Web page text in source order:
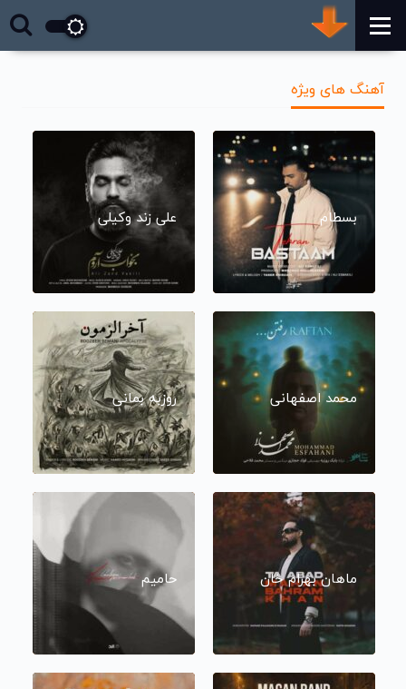
آهنگ های ویژه
بسطام علی زند وکیلی
محمد اصفهانی روزبه بمانی
ماهان بهرام خان حامیم